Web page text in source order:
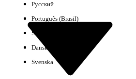
Geen
Русский
Português (Brasil)
Suomi
Dansk
Svenska